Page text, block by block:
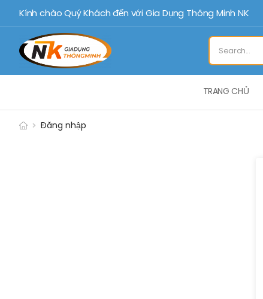
Kính chào Quý Khách đến với Gia Dụng Thông Minh NK
TRANG CHỦ
Đăng nhập